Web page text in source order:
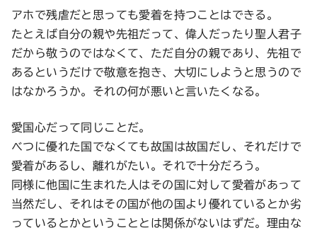
アホで残虐だと思っても愛着を持つことはできる。
たとえば自分の親や先祖だって、偉人だったり聖人君子
だから敬うのではなくて、ただ自分の親であり、先祖で
あるというだけで敬意を抱き、大切にしようと思うので
はなかろうか。それの何が悪いと言いたくなる。
愛国心だって同じことだ。
べつに優れた国でなくても故国は故国だし、それだけで
愛着があるし、離れがたい。それで十分だろう。
同様に他国に生まれた人はその国に対して愛着があって
当然だし、それはその国が他の国より優れているとか劣
っているとかということとは関係がないはずだ。理由な